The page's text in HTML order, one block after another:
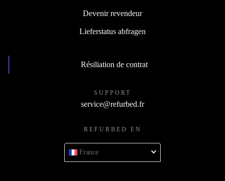
Devenir revendeur
Lieferstatus abfragen
Résiliation de contrat
SUPPORT
service@refurbed.fr
REFURBED EN
France